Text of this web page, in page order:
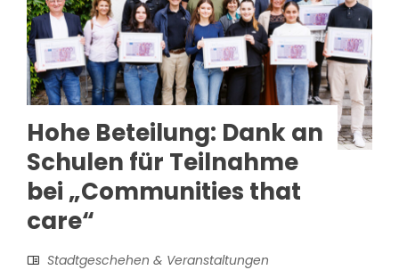
Hohe Beteilung: Dank an
Schulen für Teilnahme
bei „Communities that
care“
Stadtgeschehen & Veranstaltungen